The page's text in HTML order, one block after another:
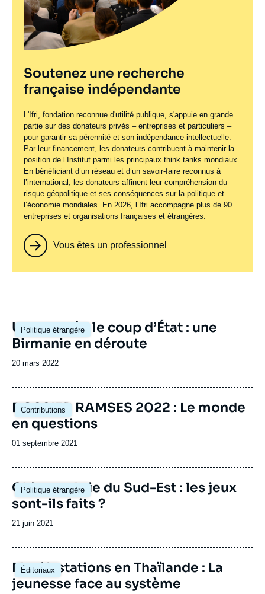
Soutenez une recherche
française indépendante
L'Ifri, fondation reconnue d'utilité publique, s'appuie en grande
partie sur des donateurs privés – entreprises et particuliers –
pour garantir sa pérennité et son indépendance intellectuelle.
Par leur financement, les donateurs contribuent à maintenir la
position de l’Institut parmi les principaux think tanks mondiaux.
En bénéficiant d’un réseau et d’un savoir-faire reconnus à
l’international, les donateurs affinent leur compréhension du
risque géopolitique et ses conséquences sur la politique et
l’économie mondiales. En 2026, l’Ifri accompagne plus de 90
entreprises et organisations françaises et étrangères.
Vous êtes un professionnel
Politique étrangère
Image
principale
Un an après le coup d’État : une
Birmanie en déroute
Date
publication
20 mars 2022
Contributions
Image
principale
DOSSIER RAMSES 2022 : Le monde
en questions
Date
publication
01 septembre 2021
Politique étrangère
Image
principale
Chine et Asie du Sud-Est : les jeux
sont-ils faits ?
Date
publication
21 juin 2021
Éditoriaux
Manifestations en Thaïlande : La
jeunesse face au système